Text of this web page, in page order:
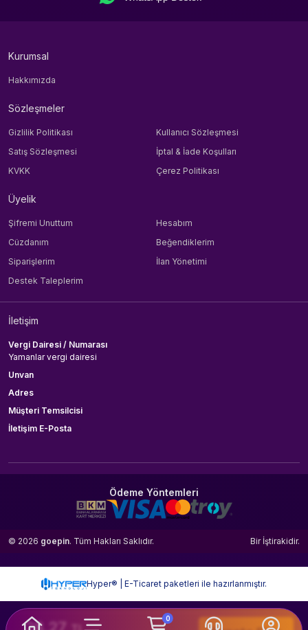
0
Kurumsal
Hakkımızda
Sözleşmeler
Gizlilik Politikası
Kullanıcı Sözleşmesi
Satış Sözleşmesi
İptal & İade Koşulları
KVKK
Çerez Politikası
Üyelik
Şifremi Unuttum
Hesabım
Cüzdanım
Beğendiklerim
Siparişlerim
İlan Yönetimi
Destek Taleplerim
İletişim
Vergi Dairesi / Numarası
Yamanlar vergi dairesi
Unvan
Adres
Müşteri Temsilcisi
İletişim E-Posta
Ödeme Yöntemleri
© 2026 goepin. Tüm Hakları Saklıdır. Bir İştirakidir.
Hyper® | E-Ticaret paketleri ile hazırlanmıştır.